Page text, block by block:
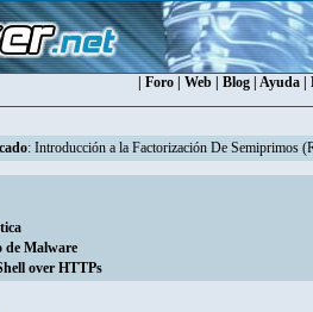
Foro Web Blog Ayuda
: Introducción a la Factorización De Semiprimos
de Malware
over HTTPs